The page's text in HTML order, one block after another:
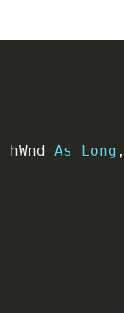
hWnd As Long ,